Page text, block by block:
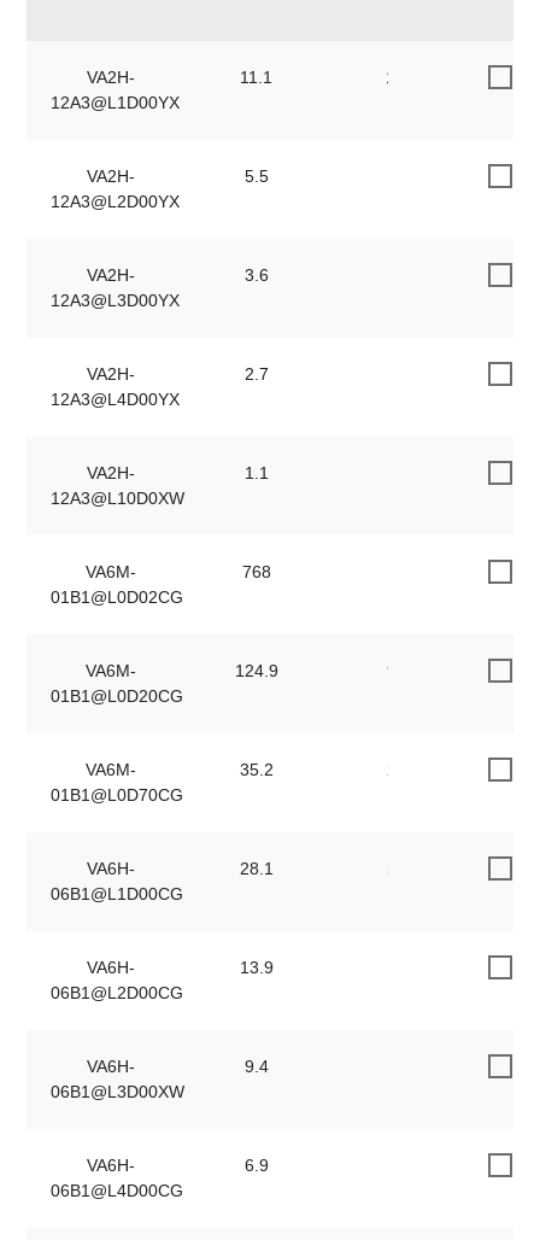
VA2H-
12A3@L1D00YX
11.1 11.1
VA2H-
12A3@L2D00YX
5.5
VA2H-
12A3@L3D00YX
3.6
VA2H-
12A3@L4D00YX
2.7
VA2H-
12A3@L10D0XW
1.1
VA6M-
01B1@L0D02CG
768
VA6M-
01B1@L0D20CG
124.9 91.1
VA6M-
01B1@L0D70CG
35.2 25.8
VA6H-
06B1@L1D00CG
28.1 20.7
VA6H-
06B1@L2D00CG
13.9
VA6H-
06B1@L3D00XW
9.4
VA6H-
06B1@L4D00CG
6.9